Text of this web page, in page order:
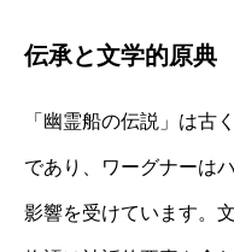
伝承と文学的原典
「幽霊船の伝説」は古
であり、ワーグナーは
影響を受けています。